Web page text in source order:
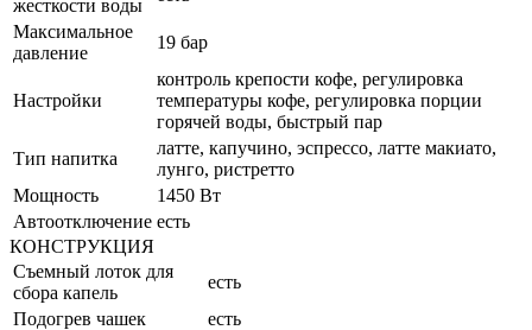
жесткости воды
Максимальное
давление
19 бар
Настройки
контроль крепости кофе, регулировка
температуры кофе, регулировка порции
горячей воды, быстрый пар
Тип напитка
латте, капучино, эспрессо, латте макиато,
лунго, ристретто
Мощность
1450 Вт
Автоотключение есть
КОНСТРУКЦИЯ
Съемный лоток для
сбора капель
есть
Подогрев чашек
есть